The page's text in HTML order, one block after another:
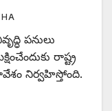
పనులు
రాష్ట్ర
నిర్వహిస్తోంది.